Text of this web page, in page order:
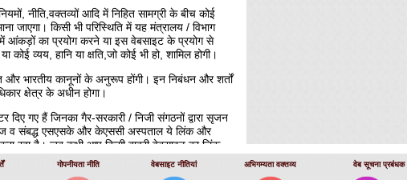
नीति,वक्‍तव्‍यों आदि में निहित सामग्री के बीच कोई
जाएगा। किसी भी परिस्‍थिति में यह मंत्रालय / विभाग
आंकड़ों का प्रयोग करने या इस वेबसाइट के प्रयोग से
कोई व्‍यय, हानि या क्षति,जो कोई भी हो, शामिल होगी।
और भारतीय कानूनों के अनुरूप होंगी। इन निबंधन और शर्तों
क्षेत्र के अधीन होगा।
दिए गए हैं जिनका गैर-सरकारी / निजी संगठनों द्वारा सृजन
व संबद्ध एसएसके और केएससी अस्पताल ये लिंक और
रहा है। जब कभी आप किसी बाहरी वेबसाइट का लिंक
और केएससी अस्पताल की वेबसाइट को छोड़ देते हैं और
नीतियों के अधीन होते हैं।
गोपनीयता नीति वेबसाइट नीतियां अभिगम्यता वक्तव्य वेब सूचना प्रबंधक